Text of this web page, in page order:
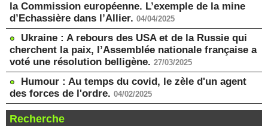
la Commission européenne. L’exemple de la mine
d’Echassière dans l’Allier. 04/04/2025
Ukraine : A rebours des USA et de la Russie qui
cherchent la paix, l’Assemblée nationale française a
voté une résolution belligène. 27/03/2025
Humour : Au temps du covid, le zèle d'un agent
des forces de l'ordre. 04/02/2025
Recherche